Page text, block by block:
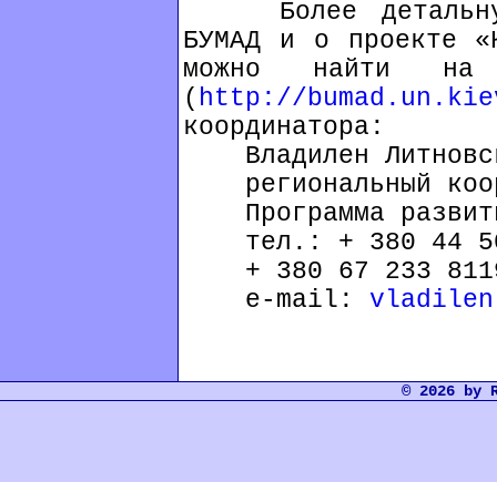
Более детальную
БУМАД и о проекте
можно найти на
( http://
координатора:
Владилен
региональный
Программа
тел.: + 380 44
+ 380 67 233
е-mail:
© 2026 by